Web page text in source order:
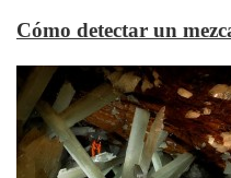
Cómo detectar un